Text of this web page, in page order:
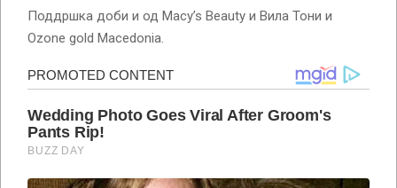
Поддршка доби и од Macy’s Beauty и Вила Тони и
Ozone gold Macedonia.